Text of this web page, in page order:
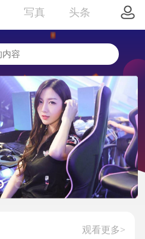
写真 头条
观看更多>